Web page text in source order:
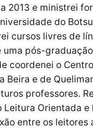
2013 e ministrei
do
cursos livres de
pós-
coordenei o
e de
professores.
Orientada
entre os leitores